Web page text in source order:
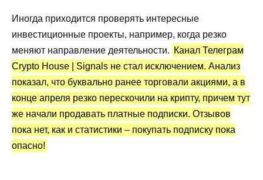
Инвестиционные идеи для торгов криптой
Канал Telegram Crypto House | Signals:
статистика и отзывы клиентов
Преимущества и недостатки
Иногда приходится проверять интересные
инвестиционные проекты, например, когда резко
меняют направление деятельности. Канал Телеграм
Crypto House | Signals не стал исключением. Анализ
показал, что буквально ранее торговали акциями, а в
конце апреля резко перескочили на крипту, причем тут
же начали продавать платные подписки. Отзывов
пока нет, как и статистики – покупать подписку пока
опасно!